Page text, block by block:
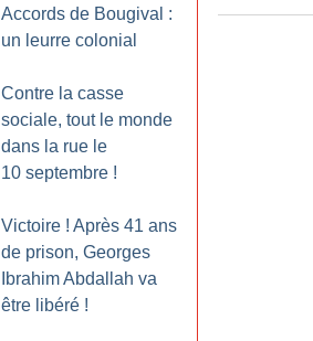
Accords de Bougival :
un leurre colonial
Contre la casse
sociale, tout le monde
dans la rue le
10 septembre !
Victoire ! Après 41 ans
de prison, Georges
Ibrahim Abdallah va
être libéré !